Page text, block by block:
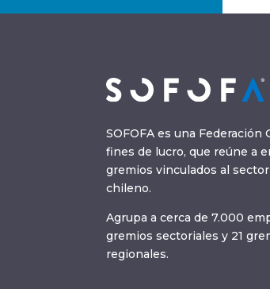
SOFOFA es una Federación
fines de lucro, que reúne a
gremios vinculados al
chileno.
Agrupa a cerca de 7.000
gremios sectoriales y 21
regionales.